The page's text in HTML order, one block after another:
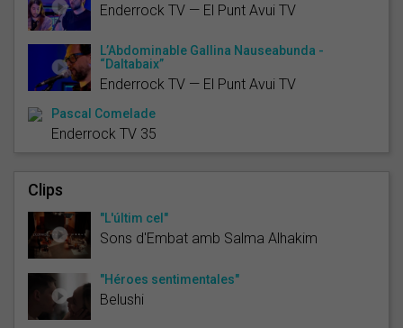
Enderrock TV — El Punt Avui TV
L’Abdominable Gallina Nauseabunda -
“Daltabaix”
Enderrock TV — El Punt Avui TV
Pascal Comelade
Enderrock TV 35
Clips
"L'últim cel"
Sons d'Embat amb Salma Alhakim
"Héroes sentimentales"
Belushi